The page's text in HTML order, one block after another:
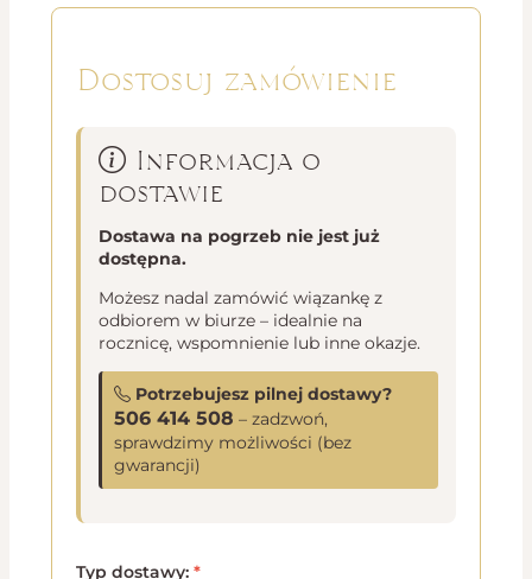
Dostosuj zamówienie
Informacja o
dostawie
Dostawa na pogrzeb nie jest już
dostępna.
Możesz nadal zamówić wiązankę z
odbiorem w biurze – idealnie na
rocznicę, wspomnienie lub inne okazje.
Potrzebujesz pilnej dostawy?
506 414 508 – zadzwoń,
sprawdzimy możliwości (bez
gwarancji)
Typ dostawy: *